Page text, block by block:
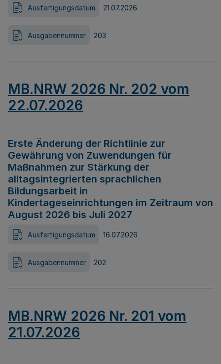
Ausfertigungsdatum 21.07.2026
Ausgabennummer 203
MB.NRW 2026 Nr. 202 vom
22.07.2026
Erste Änderung der Richtlinie zur
Gewährung von Zuwendungen für
Maßnahmen zur Stärkung der
alltagsintegrierten sprachlichen
Bildungsarbeit in
Kindertageseinrichtungen im Zeitraum von
August 2026 bis Juli 2027
Ausfertigungsdatum 16.07.2026
Ausgabennummer 202
MB.NRW 2026 Nr. 201 vom
21.07.2026